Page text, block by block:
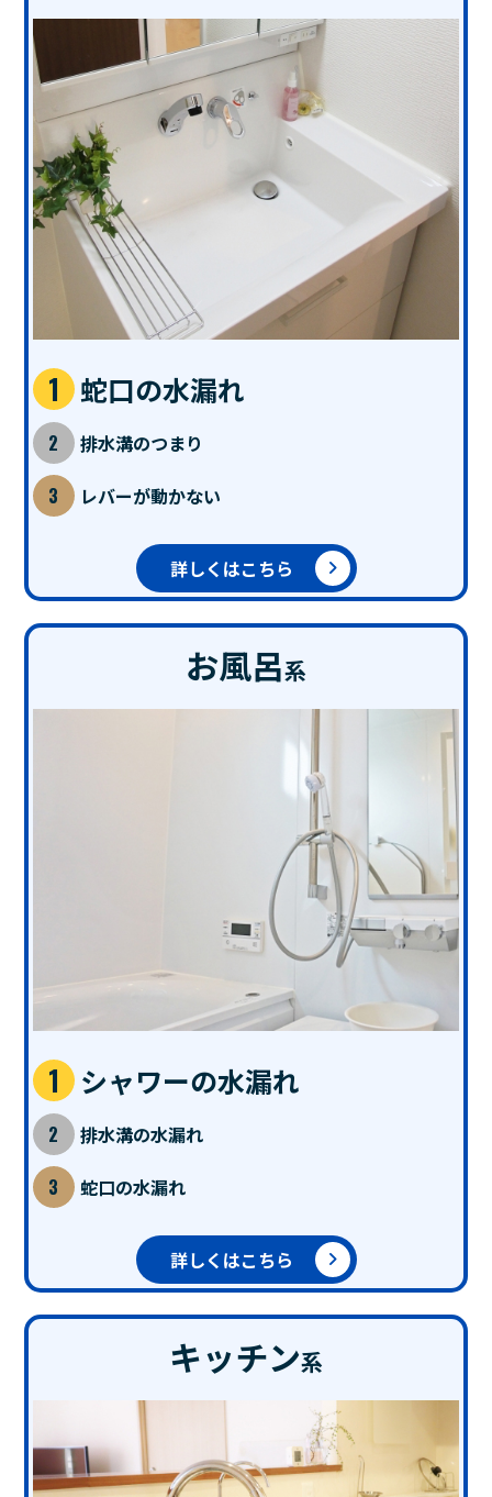
蛇口の水漏れ
排水溝のつまり
レバーが動かない
詳しくはこちら
お風呂系
シャワーの水漏れ
排水溝の水漏れ
蛇口の水漏れ
詳しくはこちら
キッチン系